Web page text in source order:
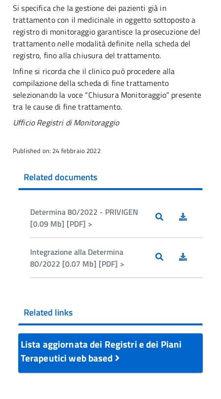
Si specifica che la gestione dei pazienti già in
trattamento con il medicinale in oggetto sottoposto a
registro di monitoraggio garantisce la prosecuzione del
trattamento nelle modalità definite nella scheda del
registro, fino alla chiusura del trattamento.
Infine si ricorda che il clinico può procedere alla
compilazione della scheda di fine trattamento
selezionando la voce “Chiusura Monitoraggio” presente
tra le cause di fine trattamento.
Ufficio Registri di Monitoraggio
Published on: 24 febbraio 2022
Related documents
Determina 80/2022 - PRIVIGEN
[0.09 Mb] [PDF] >
Integrazione alla Determina
80/2022 [0.07 Mb] [PDF] >
Related links
Lista aggiornata dei Registri e dei Piani
Terapeutici web based